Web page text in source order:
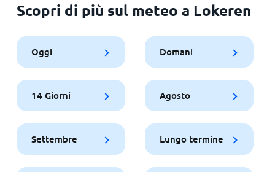
Scopri di più sul meteo a Lokeren
Oggi Domani
14 Giorni Agosto
Settembre Lungo termine